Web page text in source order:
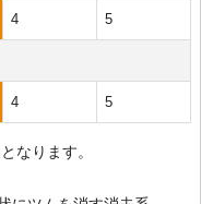
4 5
4 5
なります。